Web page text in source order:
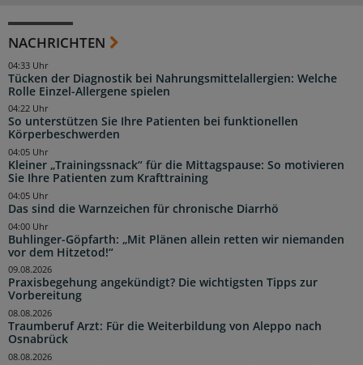
NACHRICHTEN
Tücken der Diagnostik bei Nahrungsmittelallergien: Welche
Rolle Einzel-Allergene spielen
04:33 Uhr
So unterstützen Sie Ihre Patienten bei funktionellen
Körperbeschwerden
04:22 Uhr
Kleiner „Trainingssnack“ für die Mittagspause: So motivieren
Sie Ihre Patienten zum Krafttraining
04:05 Uhr
Das sind die Warnzeichen für chronische Diarrhö
04:05 Uhr
Buhlinger-Göpfarth: „Mit Plänen allein retten wir niemanden
vor dem Hitzetod!“
04:00 Uhr
Praxisbegehung angekündigt? Die wichtigsten Tipps zur
Vorbereitung
09.08.2026
Traumberuf Arzt: Für die Weiterbildung von Aleppo nach
Osnabrück
08.08.2026
08.08.2026